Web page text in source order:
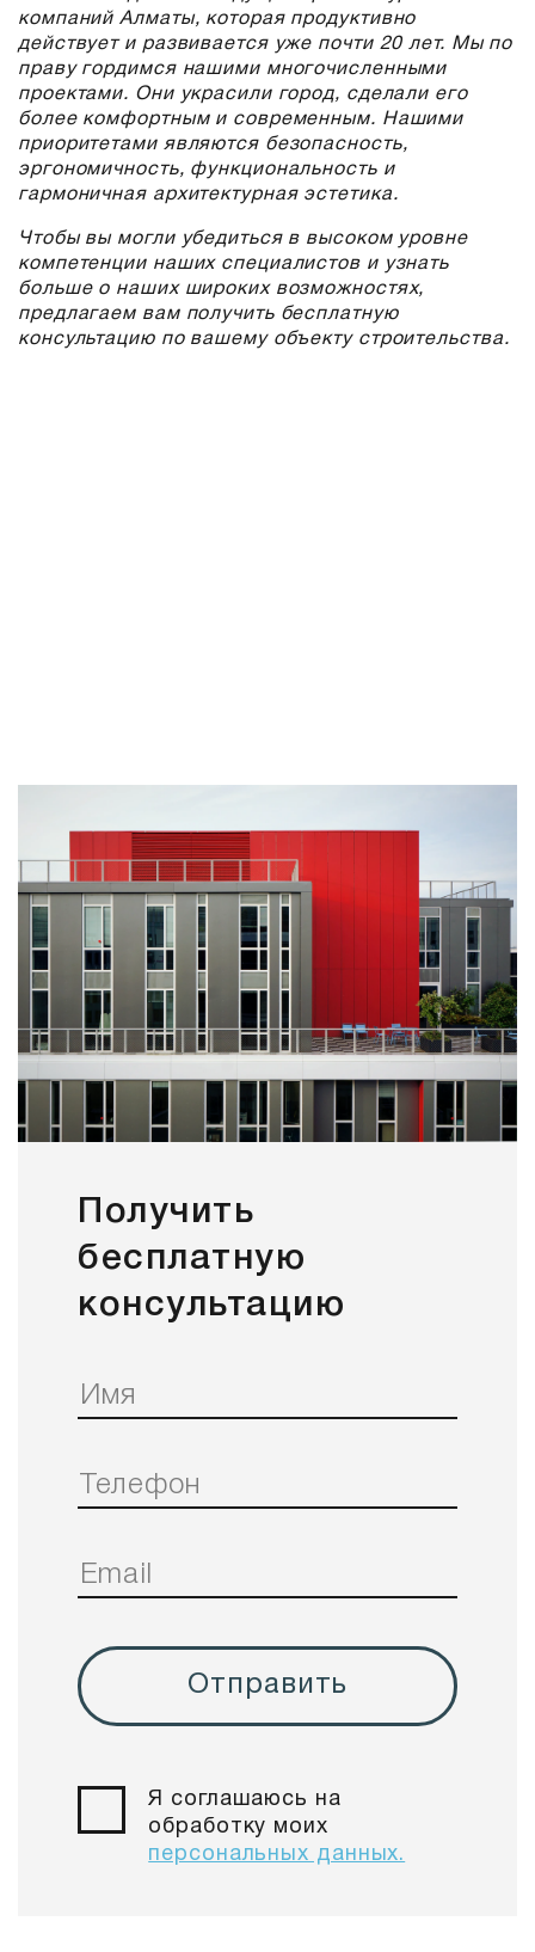
компаний Алматы, которая продуктивно
действует и развивается уже почти 20 лет. Мы по
праву гордимся нашими многочисленными
проектами. Они украсили город, сделали его
более комфортным и современным. Нашими
приоритетами являются безопасность,
эргономичность, функциональность и
гармоничная архитектурная эстетика.
Чтобы вы могли убедиться в высоком уровне
компетенции наших специалистов и узнать
больше о наших широких возможностях,
предлагаем вам получить бесплатную
консультацию по вашему объекту строительства.
Получить
бесплатную
консультацию
Отправить
Я соглашаюсь на
обработку моих
персональных данных.